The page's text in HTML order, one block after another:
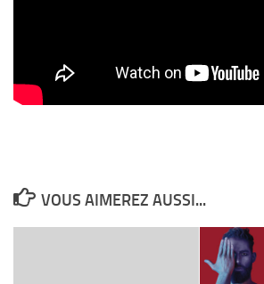
VOUS AIMEREZ AUSSI...